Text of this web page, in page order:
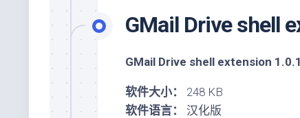
GMail Drive shell
GMail Drive shell extension
软件大小：
248 KB
软件语言：
汉化版